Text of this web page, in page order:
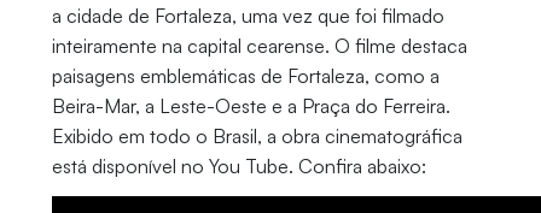
a cidade de Fortaleza, uma vez que foi filmado
inteiramente na capital cearense. O filme destaca
paisagens emblemáticas de Fortaleza, como a
Beira-Mar, a Leste-Oeste e a Praça do Ferreira.
Exibido em todo o Brasil, a obra cinematográfica
está disponível no You Tube. Confira abaixo: